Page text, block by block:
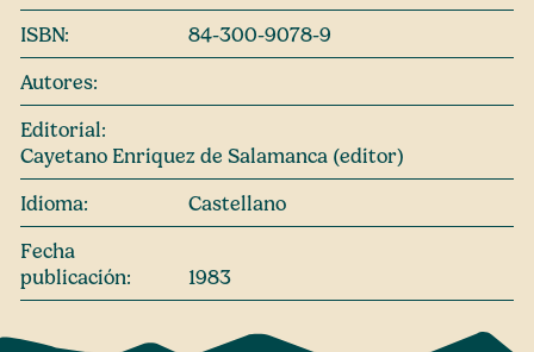
ISBN:
84-300-9078-9
Autores:
Editorial:
Cayetano Enriquez de Salamanca (editor)
Idioma:
Castellano
Fecha
publicación:
1983